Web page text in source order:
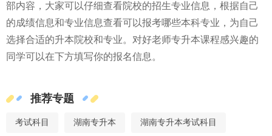
部内容，大家可以仔细查看院校的招生专业信息，根据自己
的成绩信息和专业信息查看可以报考哪些本科专业，为自己
选择合适的升本院校和专业。对好老师专升本课程感兴趣的
同学可以在下方填写你的报名信息。
推荐专题
考试科目 湖南专升本 湖南专升本考试科目